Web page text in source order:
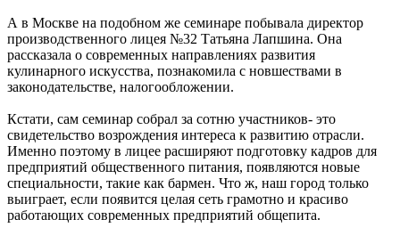
А в Москве на подобном же семинаре побывала директор
производственного лицея №32 Татьяна Лапшина. Она
рассказала о современных направлениях развития
кулинарного искусства, познакомила с новшествами в
законодательстве, налогообложении.
Кстати, сам семинар собрал за сотню участников- это
свидетельство возрождения интереса к развитию отрасли.
Именно поэтому в лицее расширяют подготовку кадров для
предприятий общественного питания, появляются новые
специальности, такие как бармен. Что ж, наш город только
выиграет, если появится целая сеть грамотно и красиво
работающих современных предприятий общепита.